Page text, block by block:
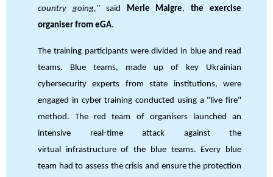
country going," said Merle Maigre,the exercise
organiser from eGA.
The training participants were divided in blue and read
teams. Blue teams, made up of key Ukrainian
cybersecurity experts from state institutions, were
engaged in cyber ​​training conducted using a "live fire"
method. The red team of organisers launched an
intensive real-time attack against the
virtual infrastructure of the blue teams. Every blue
team had to assess the crisis and ensure the protection